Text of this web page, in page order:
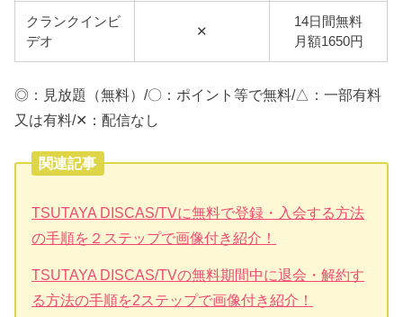
クランクインビ
デオ
✕
14日間無料
月額1650円
◎：見放題（無料）/〇：ポイント等で無料/△：一部有料
又は有料/✕：配信なし
関連記事
TSUTAYA DISCAS/TVに無料で登録・入会する方法
の手順を２ステップで画像付き紹介！
TSUTAYA DISCAS/TVの無料期間中に退会・解約す
る方法の手順を2ステップで画像付き紹介！